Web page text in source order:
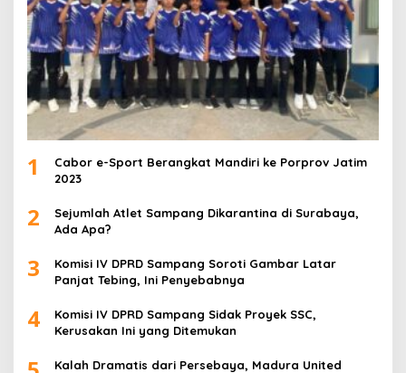
1
Cabor e-Sport Berangkat Mandiri ke Porprov Jatim
2023
2
Sejumlah Atlet Sampang Dikarantina di Surabaya,
Ada Apa?
3
Komisi IV DPRD Sampang Soroti Gambar Latar
Panjat Tebing, Ini Penyebabnya
4
Komisi IV DPRD Sampang Sidak Proyek SSC,
Kerusakan Ini yang Ditemukan
Kalah Dramatis dari Persebaya, Madura United